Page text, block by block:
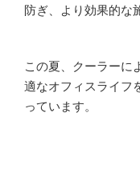
防ぎ、より効果的な
この夏、クーラーに
適なオフィスライフ
っています。